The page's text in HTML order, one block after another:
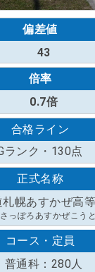
偏差値
43
倍率
0.7倍
合格ライン
ランク・130点
正式名称
札幌あすかぜ高
っぽろあすかぜこう
コース・定員
普通科：280人